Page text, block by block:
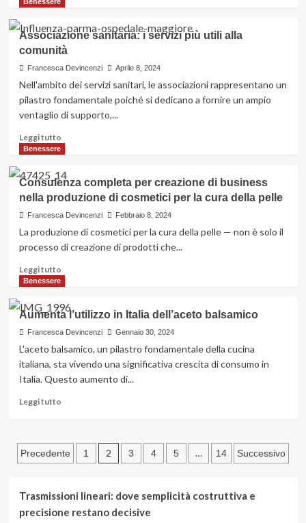
di
capelli
in
Turchia
su
Analizziamo
i
bisogni
in
base
ricerche
dell’ultimo
periodo
Associazione sanitaria: i servizi più utili alla
comunità
Francesca Devincenzi Aprile 8, 2024
Nell'ambito dei servizi sanitari, le associazioni rappresentano un
pilastro fondamentale poiché si dedicano a fornire un ampio
ventaglio di supporto,...
Leggi tuttoLeggi
di
su
Associazione
sanitaria:
i
servizi
utili
comunità
Benessere
Consulenza completa per creazione di business
nella produzione di cosmetici per la cura della pelle
Francesca Devincenzi Febbraio 8, 2024
La produzione di cosmetici per la cura della pelle — non è solo il
processo di creazione di prodotti che...
Leggi tuttoLeggi
di
su
Consulenza
completa
per
creazione
business
per
la
pelle
Benessere
Aumenta l’utilizzo in Italia dell’aceto balsamico
Francesca Devincenzi Gennaio 30, 2024
L'aceto balsamico, un pilastro fondamentale della cucina
italiana, sta vivendo una significativa crescita di consumo in
Italia. Questo aumento di...
Leggi tuttoLeggi
Aumenta
l’utilizzo
Italia
balsamico
Paginazione
articoli
Precedente 1 2 3 4 5 … 14 Successivo
Trasmissioni lineari: dove semplicità costruttiva e
precisione restano decisive